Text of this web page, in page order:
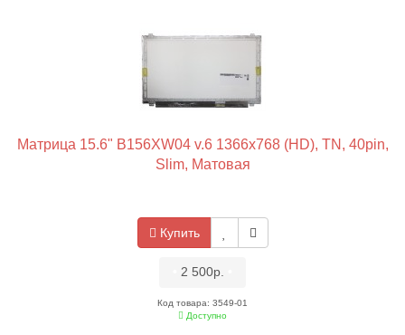
Матрица 15.6" B156XW04 v.6 1366x768 (HD), TN, 40pin,
Slim, Матовая
Купить
2 500р.
Код товара: 3549-01
Доступно